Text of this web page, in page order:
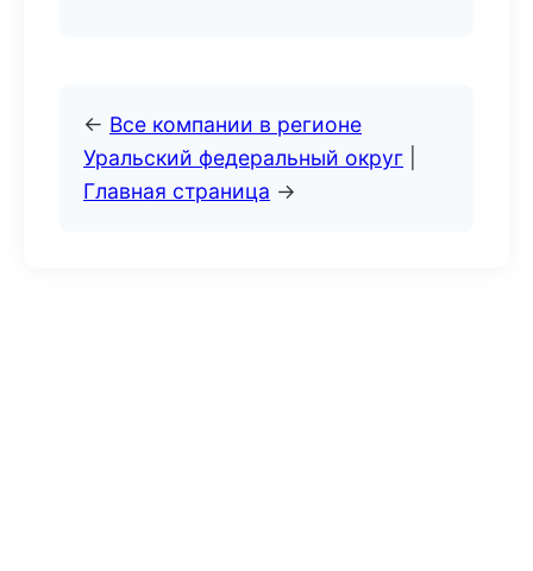
← Все компании в регионе
Уральский федеральный округ
Главная страница →